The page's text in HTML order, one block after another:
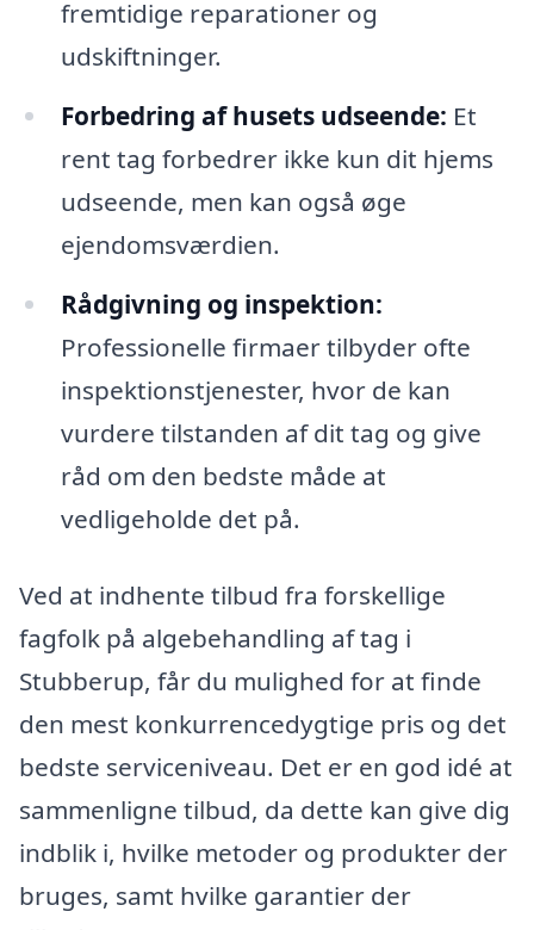
fremtidige reparationer og
udskiftninger.
Forbedring af husets udseende: Et
rent tag forbedrer ikke kun dit hjems
udseende, men kan også øge
ejendomsværdien.
Rådgivning og inspektion:
Professionelle firmaer tilbyder ofte
inspektionstjenester, hvor de kan
vurdere tilstanden af dit tag og give
råd om den bedste måde at
vedligeholde det på.
Ved at indhente tilbud fra forskellige
fagfolk på algebehandling af tag i
Stubberup, får du mulighed for at finde
den mest konkurrencedygtige pris og det
bedste serviceniveau. Det er en god idé at
sammenligne tilbud, da dette kan give dig
indblik i, hvilke metoder og produkter der
bruges, samt hvilke garantier der